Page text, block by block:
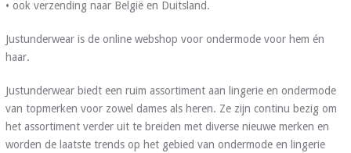
• ook verzending naar België en Duitsland.
Justunderwear is de online webshop voor ondermode voor hem én
haar.
Justunderwear biedt een ruim assortiment aan lingerie en ondermode
van topmerken voor zowel dames als heren. Ze zijn continu bezig om
het assortiment verder uit te breiden met diverse nieuwe merken en
worden de laatste trends op het gebied van ondermode en lingerie